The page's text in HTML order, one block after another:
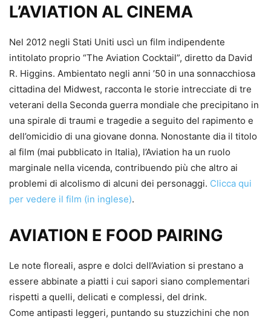
L’AVIATION AL CINEMA
Nel 2012 negli Stati Uniti uscì un film indipendente
intitolato proprio “The Aviation Cocktail”, diretto da David
R. Higgins. Ambientato negli anni ’50 in una sonnacchiosa
cittadina del Midwest, racconta le storie intrecciate di tre
veterani della Seconda guerra mondiale che precipitano in
una spirale di traumi e tragedie a seguito del rapimento e
dell’omicidio di una giovane donna. Nonostante dia il titolo
al film (mai pubblicato in Italia), l’Aviation ha un ruolo
marginale nella vicenda, contribuendo più che altro ai
problemi di alcolismo di alcuni dei personaggi. Clicca qui
per vedere il film (in inglese).
AVIATION E FOOD PAIRING
Le note floreali, aspre e dolci dell’Aviation si prestano a
essere abbinate a piatti i cui sapori siano complementari
rispetti a quelli, delicati e complessi, del drink.
Come antipasti leggeri, puntando su stuzzichini che non